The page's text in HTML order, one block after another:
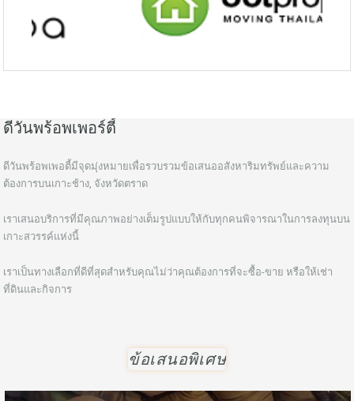
ดีวันพร้อพเพอร์ตี้
ดีวันพร้อพเพอตี้มีจุดมุ่งหมายเพื่อรวบรวมข้อเสนออสังหาริมทรัพย์และความ
ต้องการบนเกาะช้าง, จังหวัดตราด
เราเสนอบริการที่มีคุณภาพอย่างเต็มรูปแบบให้กับทุกคนพิจารณาในการลงทุนบน
เกาะสวรรค์แห่งนี้
เราเป็นทางเลือกที่ดีที่สุดสำหรับคุณไม่ว่าคุณต้องการที่จะซื้อ-ขาย หรือให้เช่า
ที่ดินและกิจการ
ข้อเสนอพิเศษ